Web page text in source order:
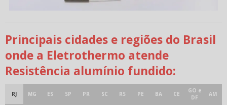
Principais cidades e regiões do Brasil
onde a Eletrothermo atende
Resistência alumínio fundido:
RJ MG ES SP PR SC RS PE BA CE
GO e
DF
AM